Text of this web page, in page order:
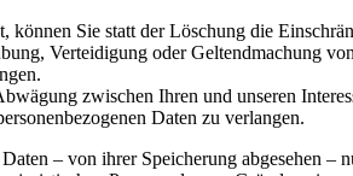
Sie statt der Löschung die
Verteidigung oder Geltendmachung
zwischen Ihren und unseren
Daten zu verlangen.
– von ihrer Speicherung abgesehen